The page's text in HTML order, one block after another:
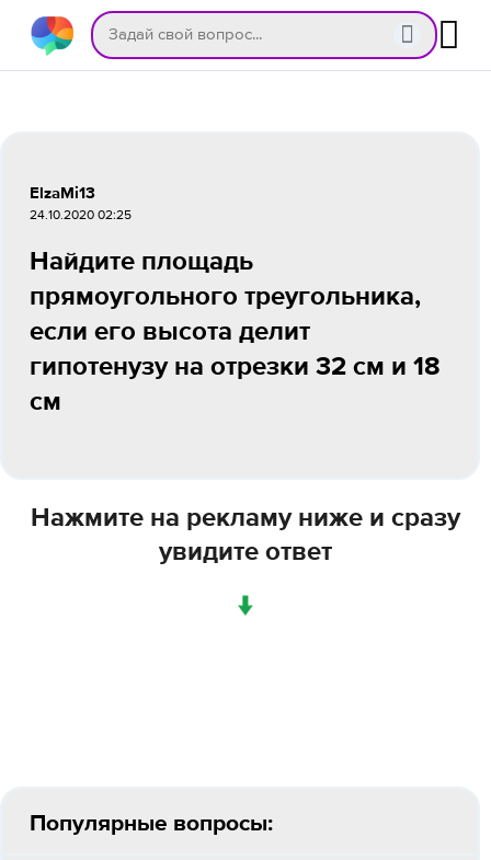
ElzaMi13
24.10.2020 02:25
Найдите площадь
прямоугольного треугольника,
если его высота делит
гипотенузу на отрезки 32 см и 18
см
Нажмите на рекламу ниже и сразу
увидите ответ
↓
Популярные вопросы: